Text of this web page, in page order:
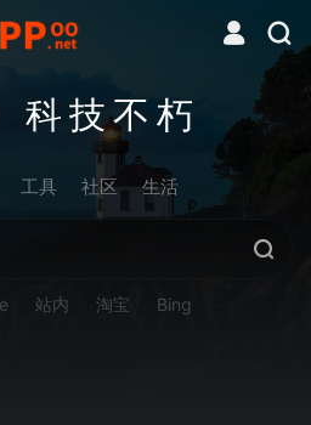
科技不朽
工具 社区 生活
站内 淘宝 Bing